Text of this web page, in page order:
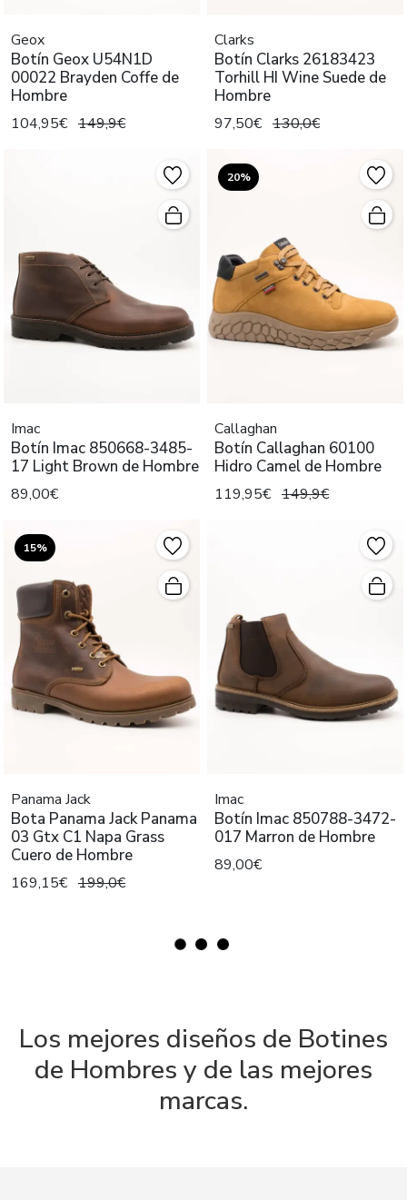
Geox
Botín Geox U54N1D
00022 Brayden Coffe de
Hombre
104,95€ 149,9€
Clarks
Botín Clarks 26183423
Torhill HI Wine Suede de
Hombre
97,50€ 130,0€
Imac
Botín Imac 850668-3485-
17 Light Brown de Hombre
89,00€
20%
Callaghan
Botín Callaghan 60100
Hidro Camel de Hombre
119,95€ 149,9€
15%
Panama Jack
Bota Panama Jack Panama
03 Gtx C1 Napa Grass
Cuero de Hombre
169,15€ 199,0€
Imac
Botín Imac 850788-3472-
017 Marron de Hombre
89,00€
Los mejores diseños de Botines
de Hombres y de las mejores
marcas.